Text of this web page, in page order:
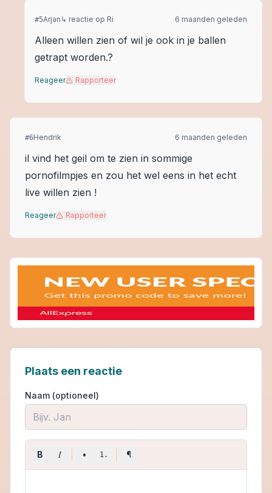
#5Arjan ↳ reactie op Ri 6 maanden geleden
Alleen willen zien of wil je ook in je ballen
getrapt worden.?
Reageer Rapporteer
#6Hendrik 6 maanden geleden
il vind het geil om te zien in sommige
pornofilmpjes en zou het wel eens in het echt
live willen zien !
Reageer Rapporteer
Plaats een reactie
Naam (optioneel)
B I • 1. ¶